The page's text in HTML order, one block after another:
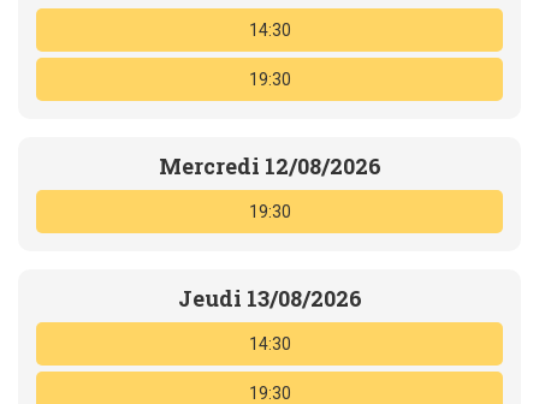
14:30
19:30
Mercredi 12/08/2026
19:30
Jeudi 13/08/2026
14:30
19:30